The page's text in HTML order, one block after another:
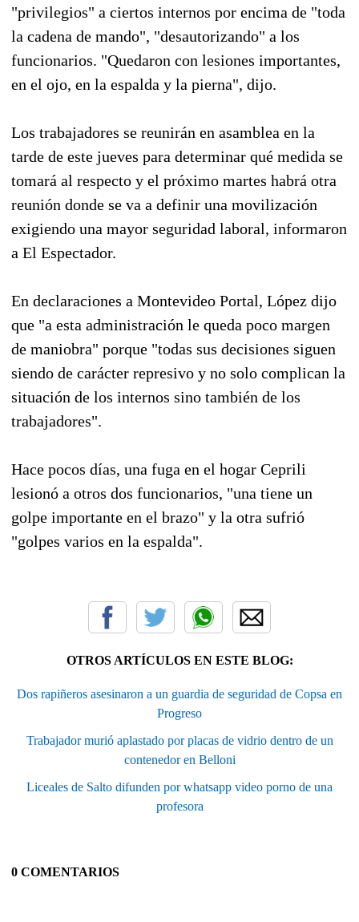
"privilegios" a ciertos internos por encima de "toda
la cadena de mando", "desautorizando" a los
funcionarios. "Quedaron con lesiones importantes,
en el ojo, en la espalda y la pierna", dijo.
Los trabajadores se reunirán en asamblea en la
tarde de este jueves para determinar qué medida se
tomará al respecto y el próximo martes habrá otra
reunión donde se va a definir una movilización
exigiendo una mayor seguridad laboral, informaron
a El Espectador.
En declaraciones a Montevideo Portal, López dijo
que "a esta administración le queda poco margen
de maniobra" porque "todas sus decisiones siguen
siendo de carácter represivo y no solo complican la
situación de los internos sino también de los
trabajadores".
Hace pocos días, una fuga en el hogar Ceprili
lesionó a otros dos funcionarios, "una tiene un
golpe importante en el brazo" y la otra sufrió
"golpes varios en la espalda".
OTROS ARTÍCULOS EN ESTE BLOG:
Dos rapiñeros asesinaron a un guardia de seguridad de Copsa en
Progreso
Trabajador murió aplastado por placas de vidrio dentro de un
contenedor en Belloni
Liceales de Salto difunden por whatsapp video porno de una
profesora
0 COMENTARIOS